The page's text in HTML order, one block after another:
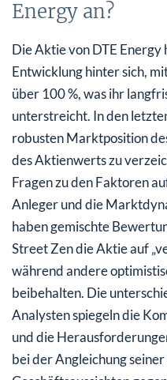
Energy an?
Die Aktie von DTE
Entwicklung hinter sich,
über 100 %, was ihr
unterstreicht. In den
robusten Marktposition
des Aktienwerts zu
Fragen zu den Faktoren
Anleger und die
haben gemischte
Street Zen die Aktie auf
während andere
beibehalten. Die
Analysten spiegeln die
und die
bei der Angleichung